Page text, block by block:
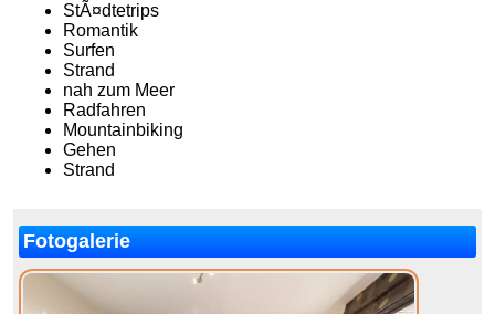
StÃ¤dtetrips
Romantik
Surfen
Strand
nah zum Meer
Radfahren
Mountainbiking
Gehen
Strand
Fotogalerie